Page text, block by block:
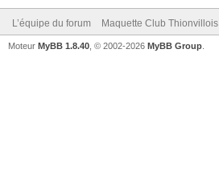
L’équipe du forum Maquette Club Thionvillois
Moteur MyBB 1.8.40 , © 2002-2026 MyBB Group